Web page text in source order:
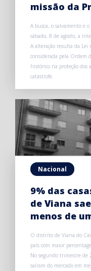
missão da
A busca, o salvamento e
sábado, 8 de agosto, a
A alteração resulta da
considerada pela Ordem
histórico na proteção dos
catástrofe.
Nacional
9% das
de Viana
menos de
O distrito de Viana do
país com maior
No segundo trimestre de
saíram do mercado em